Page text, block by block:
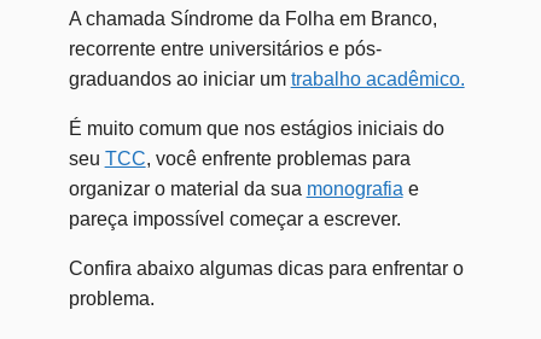
A chamada Síndrome da Folha em Branco,
recorrente entre universitários e pós-
graduandos ao iniciar um trabalho acadêmico.
É muito comum que nos estágios iniciais do
seu TCC, você enfrente problemas para
organizar o material da sua monografia e
pareça impossível começar a escrever.
Confira abaixo algumas dicas para enfrentar o
problema.